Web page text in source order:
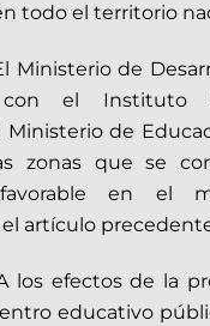
todo el territorio
Ministerio de
con el Instituto
Ministerio de
zonas que se
en el
artículo
los efectos de la
educativo